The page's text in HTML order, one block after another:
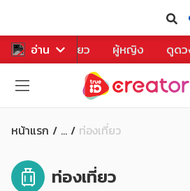
อ่าน
หาร ท่องเที่ยว ผู้หญิง ดูด
หน้าแรก ... ท่องเที่ยว
ท่องเที่ยว